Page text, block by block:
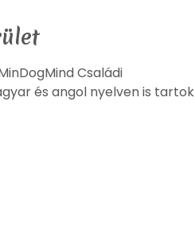
Családi
és angol nyelven is tartok